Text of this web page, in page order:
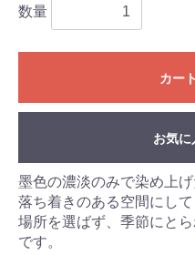
数量
カー
お気に
墨色の濃淡のみで染め上げ
落ち着きのある空間にして
場所を選ばず、季節にと
です。